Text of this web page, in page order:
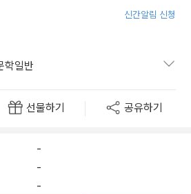
신간알림 신청
학일반
선물하기 공유하기
-
-
-